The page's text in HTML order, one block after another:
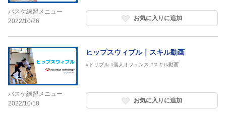
バスケ練習メニュー
2022/10/26
お気に入りに追加
バスケ練習メニュー
2022/10/18
ヒップスウィブル｜スキル動画
#ドリブル #個人オフェンス #スキル動画
お気に入りに追加